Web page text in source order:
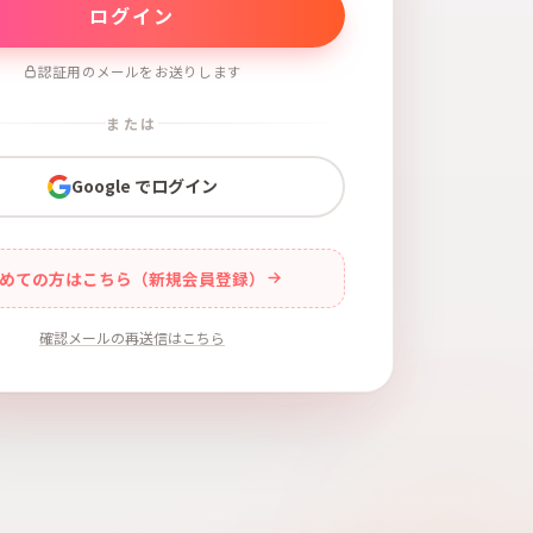
認証用のメールをお送りします
または
Google でログイン
ての方はこちら（新規会員登録）
確認メールの再送信はこちら